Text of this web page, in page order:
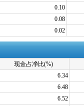
0.10
0.08
0.02
现金占净比(%)
6.34
6.48
6.52